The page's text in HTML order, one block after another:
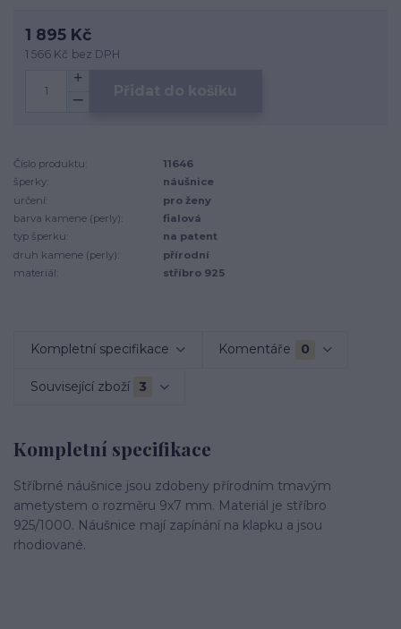
1 895 Kč
1 566 Kč bez DPH
Číslo produktu:
11646
šperky:
náušnice
určení:
pro ženy
barva kamene (perly):
fialová
typ šperku:
na patent
druh kamene (perly):
přírodní
materiál:
stříbro 925
Kompletní specifikace Komentáře 0
Související zboží 3
Kompletní specifikace
Stříbrné náušnice jsou zdobeny přírodním tmavým
ametystem o rozměru 9x7 mm. Materiál je stříbro
925/1000. Náušnice mají zapínání na klapku a jsou
rhodiované.